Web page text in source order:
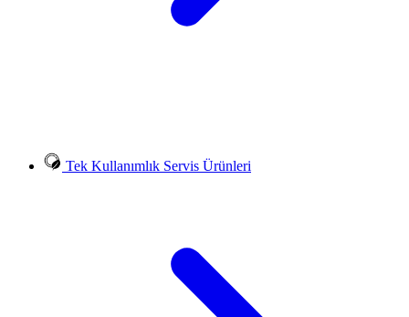
Tek Kullanımlık Servis Ürünleri